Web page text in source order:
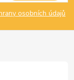
osobních údajů